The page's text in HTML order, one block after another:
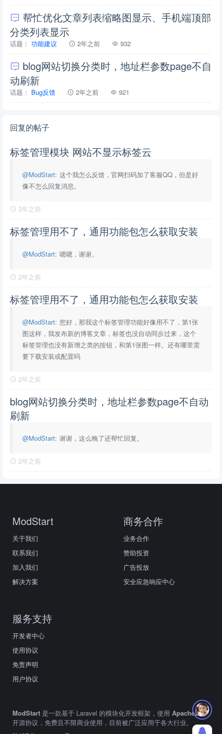
帮忙优化文章列表缩略图显示、手机端顶部
分类列表显示
话题： 功能建议 2年之前 932
blog网站切换分类时，地址栏参数page不自
动刷新
话题： Bug反馈 2年之前 921
回复的帖子
标签管理模块 网站不显示标签云
@ModStart: 这个我怎么反馈，官网扫码加了客服QQ，但是好
像不怎么回复消息。
2年之前
标签管理用不了，通用功能包怎么获取安装
@ModStart: 嗯嗯，谢谢。
2年之前
标签管理用不了，通用功能包怎么获取安装
@ModStart: 您好，那我这个标签管理功能好像用不了，第1张
图这样，我发布新的博客文章，标签也没自动同步过来，这个
标签管理也没有新增之类的按钮，和第1张图一样。还有哪里需
要下载安装或配置吗
2年之前
blog网站切换分类时，地址栏参数page不自动
刷新
@ModStart: 谢谢，这么晚了还帮忙回复。
2年之前
ModStart
关于我们
联系我们
加入我们
解决方案
商务合作
业务合作
赞助投资
广告投放
安全应急响应中心
服务支持
开发者中心
使用协议
免责声明
用户协议
ModStart 是一款基于 Laravel 的模块化开发框架，使用 Apache2.0
开源协议，免费且不限商业使用，目前被广泛应用于各大行业。